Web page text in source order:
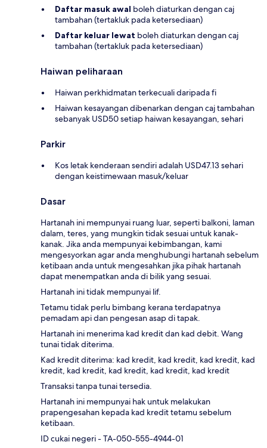
Daftar masuk awal boleh diaturkan dengan caj
tambahan (tertakluk pada ketersediaan)
Daftar keluar lewat boleh diaturkan dengan caj
tambahan (tertakluk pada ketersediaan)
Haiwan peliharaan
Haiwan perkhidmatan terkecuali daripada fi
Haiwan kesayangan dibenarkan dengan caj tambahan
sebanyak USD50 setiap haiwan kesayangan, sehari
Parkir
Kos letak kenderaan sendiri adalah USD47.13 sehari
dengan keistimewaan masuk/keluar
Dasar
Hartanah ini mempunyai ruang luar, seperti balkoni, laman
dalam, teres, yang mungkin tidak sesuai untuk kanak-
kanak. Jika anda mempunyai kebimbangan, kami
mengesyorkan agar anda menghubungi hartanah sebelum
ketibaan anda untuk mengesahkan jika pihak hartanah
dapat menempatkan anda di bilik yang sesuai.
Hartanah ini tidak mempunyai lif.
Tetamu tidak perlu bimbang kerana terdapatnya
pemadam api dan pengesan asap di tapak.
Hartanah ini menerima kad kredit dan kad debit. Wang
tunai tidak diterima.
Kad kredit diterima: kad kredit, kad kredit, kad kredit, kad
kredit, kad kredit, kad kredit, kad kredit, kad kredit
Transaksi tanpa tunai tersedia.
Hartanah ini mempunyai hak untuk melakukan
prapengesahan kepada kad kredit tetamu sebelum
ketibaan.
ID cukai negeri - TA-050-555-4944-01